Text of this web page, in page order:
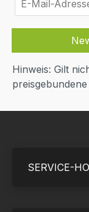
Hinweis: Gilt
SERVICE-